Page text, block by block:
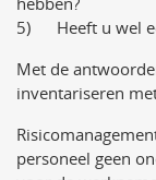
5) Heeft u wel
Met de
inventariseren
personeel geen